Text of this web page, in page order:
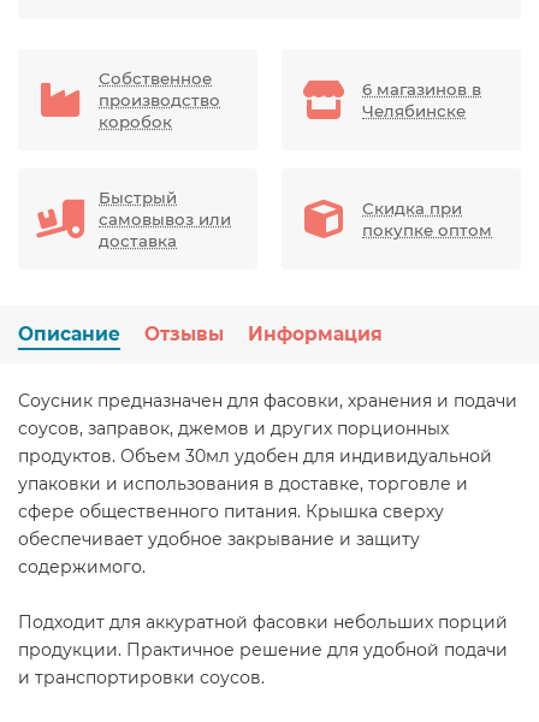
Собственное
производство
коробок
6 магазинов в
Челябинске
Быстрый
самовывоз или
доставка
Скидка при
покупке оптом
Описание Отзывы Информация
Соусник предназначен для фасовки, хранения и подачи
соусов, заправок, джемов и других порционных
продуктов. Объем 30мл удобен для индивидуальной
упаковки и использования в доставке, торговле и
сфере общественного питания. Крышка сверху
обеспечивает удобное закрывание и защиту
содержимого.
Подходит для аккуратной фасовки небольших порций
продукции. Практичное решение для удобной подачи
и транспортировки соусов.